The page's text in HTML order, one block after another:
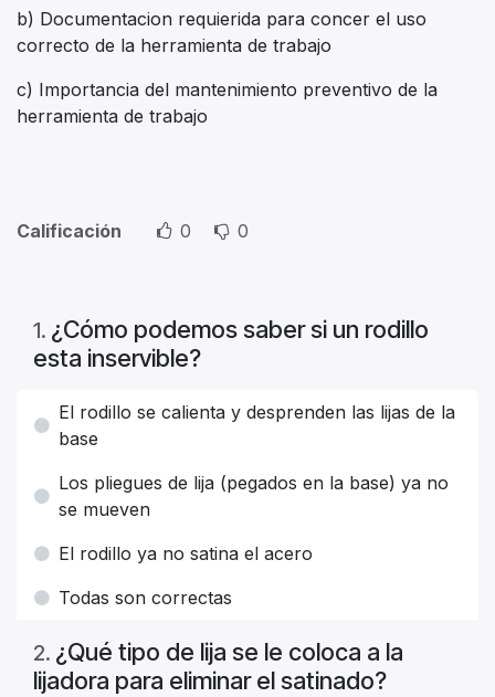
b) Documentacion requierida para concer el uso
correcto de la herramienta de trabajo
c) Importancia del mantenimiento preventivo de la
herramienta de trabajo
Calificación 0 0
1. ¿Cómo podemos saber si un rodillo
esta inservible?
El rodillo se calienta y desprenden las lijas de la
base
Los pliegues de lija (pegados en la base) ya no
se mueven
El rodillo ya no satina el acero
Todas son correctas
2. ¿Qué tipo de lija se le coloca a la
lijadora para eliminar el satinado?